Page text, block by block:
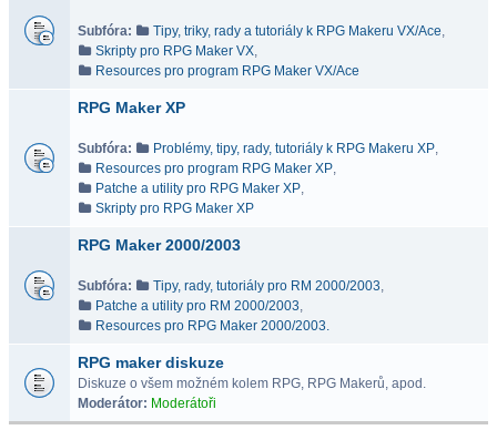
Subfóra: Tipy, triky, rady a tutoriály k RPG Makeru VX/Ace,
Skripty pro RPG Maker VX,
Resources pro program RPG Maker VX/Ace
RPG Maker XP
Subfóra: Problémy, tipy, rady, tutoriály k RPG Makeru XP,
Resources pro program RPG Maker XP,
Patche a utility pro RPG Maker XP,
Skripty pro RPG Maker XP
RPG Maker 2000/2003
Subfóra: Tipy, rady, tutoriály pro RM 2000/2003,
Patche a utility pro RM 2000/2003,
Resources pro RPG Maker 2000/2003.
RPG maker diskuze
Diskuze o všem možném kolem RPG, RPG Makerů, apod.
Moderátor: Moderátoři